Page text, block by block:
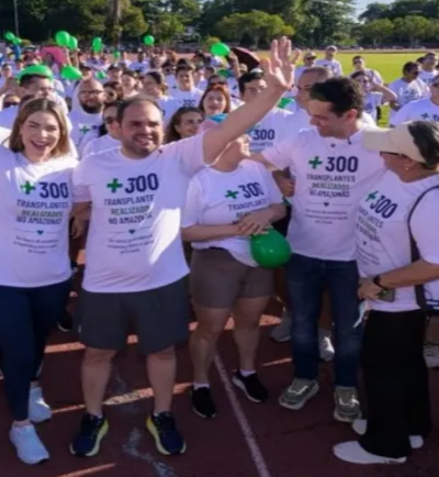
CajamarCaieirasFranco da RochaFrancisco Morato